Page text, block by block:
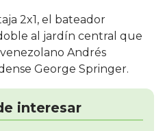
2x1, el bateador
al jardín central que
Andrés
George Springer.
interesar